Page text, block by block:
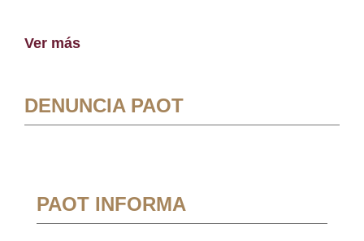
Ver más
DENUNCIA PAOT
PAOT INFORMA